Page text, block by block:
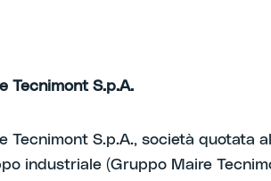
Tecnimont S.p.A.
Tecnimont S.p.A., società quotata
industriale (Gruppo Maire